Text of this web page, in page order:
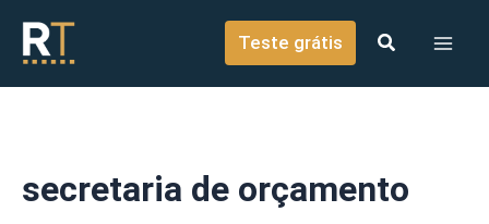
conteúdo
Teste grátis
secretaria de orçamento